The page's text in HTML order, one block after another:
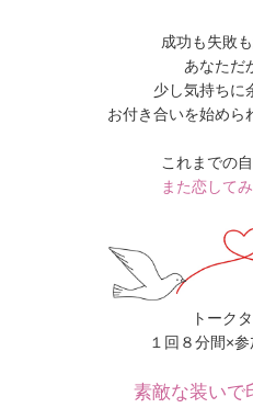
成功も失敗
あなただ
少し気持ちに
お付き合いを始めら
これまでの
また恋して
トーク
１回８分間×
素敵な装い